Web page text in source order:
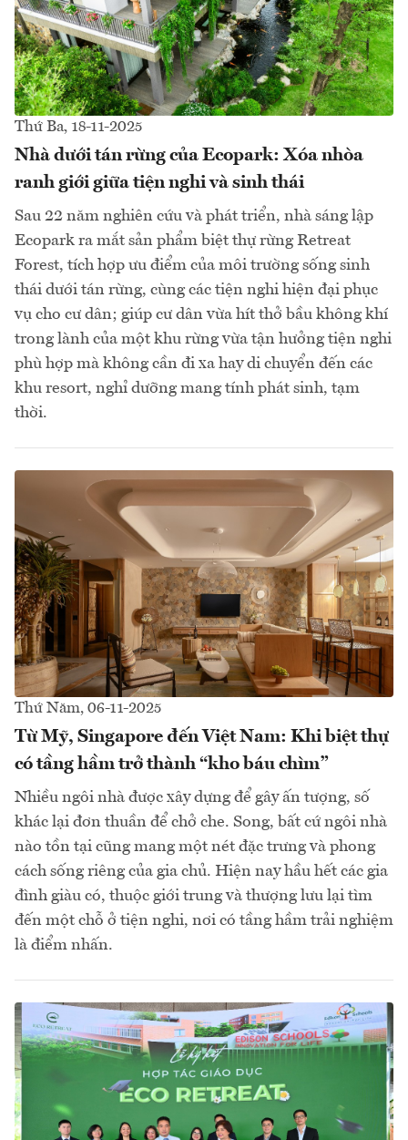
Thứ Ba, 18-11-2025
Nhà dưới tán rừng của Ecopark: Xóa nhòa
ranh giới giữa tiện nghi và sinh thái
Sau 22 năm nghiên cứu và phát triển, nhà sáng lập
Ecopark ra mắt sản phẩm biệt thự rừng Retreat
Forest, tích hợp ưu điểm của môi trường sống sinh
thái dưới tán rừng, cùng các tiện nghi hiện đại phục
vụ cho cư dân; giúp cư dân vừa hít thở bầu không khí
trong lành của một khu rừng vừa tận hưởng tiện nghi
phù hợp mà không cần đi xa hay di chuyển đến các
khu resort, nghỉ dưỡng mang tính phát sinh, tạm
thời.
Thứ Năm, 06-11-2025
Từ Mỹ, Singapore đến Việt Nam: Khi biệt thự
có tầng hầm trở thành “kho báu chìm”
Nhiều ngôi nhà được xây dựng để gây ấn tượng, số
khác lại đơn thuần để chở che. Song, bất cứ ngôi nhà
nào tồn tại cũng mang một nét đặc trưng và phong
cách sống riêng của gia chủ. Hiện nay hầu hết các gia
đình giàu có, thuộc giới trung và thượng lưu lại tìm
đến một chỗ ở tiện nghi, nơi có tầng hầm trải nghiệm
là điểm nhấn.